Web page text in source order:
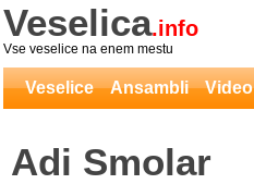
Veselica.info
Vse veselice na enem mestu
Veselice Ansambli Video
Adi Smolar